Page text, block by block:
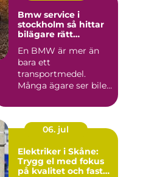
Bmw service i
stockholm så hittar
bilägare rätt
En BMW är mer än
bara ett
transportmedel.
Många ägare ser bilen
av teknik, komfor...
06. jul
Elektriker i Skåne:
Trygg el med fokus
på kvalitet och fasta